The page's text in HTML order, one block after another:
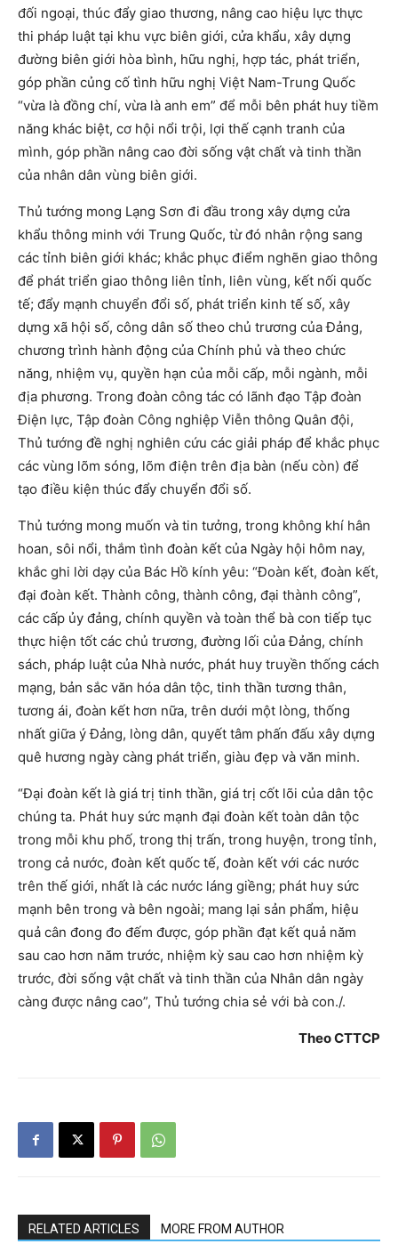
đối ngoại, thúc đẩy giao thương, nâng cao hiệu lực thực
thi pháp luật tại khu vực biên giới, cửa khẩu, xây dựng
đường biên giới hòa bình, hữu nghị, hợp tác, phát triển,
góp phần củng cố tình hữu nghị Việt Nam-Trung Quốc
“vừa là đồng chí, vừa là anh em” để mỗi bên phát huy tiềm
năng khác biệt, cơ hội nổi trội, lợi thế cạnh tranh của
mình, góp phần nâng cao đời sống vật chất và tinh thần
của nhân dân vùng biên giới.
Thủ tướng mong Lạng Sơn đi đầu trong xây dựng cửa
khẩu thông minh với Trung Quốc, từ đó nhân rộng sang
các tỉnh biên giới khác; khắc phục điểm nghẽn giao thông
để phát triển giao thông liên tỉnh, liên vùng, kết nối quốc
tế; đẩy mạnh chuyển đổi số, phát triển kinh tế số, xây
dựng xã hội số, công dân số theo chủ trương của Đảng,
chương trình hành động của Chính phủ và theo chức
năng, nhiệm vụ, quyền hạn của mỗi cấp, mỗi ngành, mỗi
địa phương. Trong đoàn công tác có lãnh đạo Tập đoàn
Điện lực, Tập đoàn Công nghiệp Viễn thông Quân đội,
Thủ tướng đề nghị nghiên cứu các giải pháp để khắc phục
các vùng lõm sóng, lõm điện trên địa bàn (nếu còn) để
tạo điều kiện thúc đẩy chuyển đổi số.
Thủ tướng mong muốn và tin tưởng, trong không khí hân
hoan, sôi nổi, thắm tình đoàn kết của Ngày hội hôm nay,
khắc ghi lời dạy của Bác Hồ kính yêu: “Đoàn kết, đoàn kết,
đại đoàn kết. Thành công, thành công, đại thành công”,
các cấp ủy đảng, chính quyền và toàn thể bà con tiếp tục
thực hiện tốt các chủ trương, đường lối của Đảng, chính
sách, pháp luật của Nhà nước, phát huy truyền thống cách
mạng, bản sắc văn hóa dân tộc, tinh thần tương thân,
tương ái, đoàn kết hơn nữa, trên dưới một lòng, thống
nhất giữa ý Đảng, lòng dân, quyết tâm phấn đấu xây dựng
quê hương ngày càng phát triển, giàu đẹp và văn minh.
“Đại đoàn kết là giá trị tinh thần, giá trị cốt lõi của dân tộc
chúng ta. Phát huy sức mạnh đại đoàn kết toàn dân tộc
trong mỗi khu phố, trong thị trấn, trong huyện, trong tỉnh,
trong cả nước, đoàn kết quốc tế, đoàn kết với các nước
trên thế giới, nhất là các nước láng giềng; phát huy sức
mạnh bên trong và bên ngoài; mang lại sản phẩm, hiệu
quả cân đong đo đếm được, góp phần đạt kết quả năm
sau cao hơn năm trước, nhiệm kỳ sau cao hơn nhiệm kỳ
trước, đời sống vật chất và tinh thần của Nhân dân ngày
càng được nâng cao”, Thủ tướng chia sẻ với bà con./.
Theo CTTCP
RELATED ARTICLES MORE FROM AUTHOR